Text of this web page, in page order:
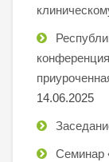
14.06.2025
Семинар